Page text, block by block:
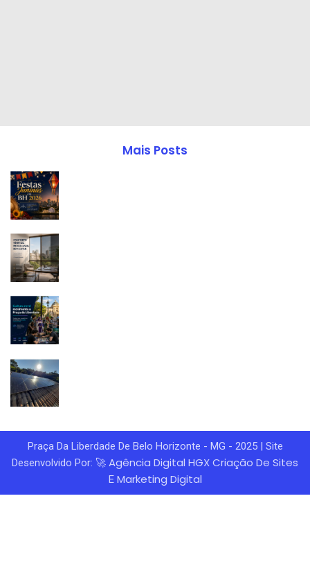
Mais Posts
Praça Da Liberdade De Belo Horizonte - MG - 2025 | Site
Desenvolvido Por: 🚀 Agência Digital HGXCriação De Sites
E Marketing Digital